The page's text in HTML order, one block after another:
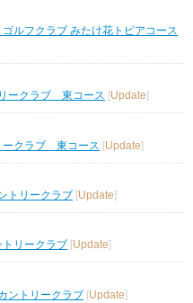
ゴルフクラブ みたけ花トピアコース
ークラブ 東コース [Update]
ークラブ 東コース [Update]
トリークラブ [Update]
トリークラブ
Update
ントリークラブ [Update]